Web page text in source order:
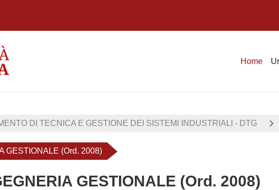
Home
DI TECNICA E GESTIONE DEI SISTEMI INDUSTRIALI - DTG
GESTIONALE (Ord. 2008)
GESTIONALE (Ord. 2008)